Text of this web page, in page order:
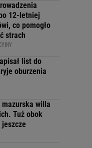
12-letniej
co pomogło
strach
list do
oburzenia
willa
Tuż obok